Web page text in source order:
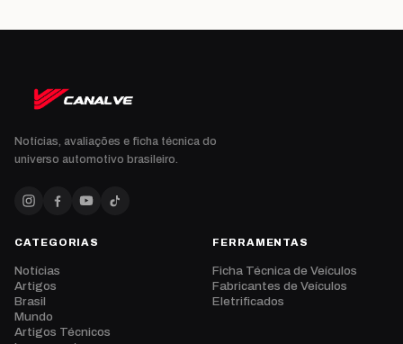
Notícias, avaliações e ficha técnica do
universo automotivo brasileiro.
CATEGORIAS
Notícias
Artigos
Brasil
Mundo
Artigos Técnicos
FERRAMENTAS
Ficha Técnica de Veículos
Fabricantes de Veículos
Eletrificados